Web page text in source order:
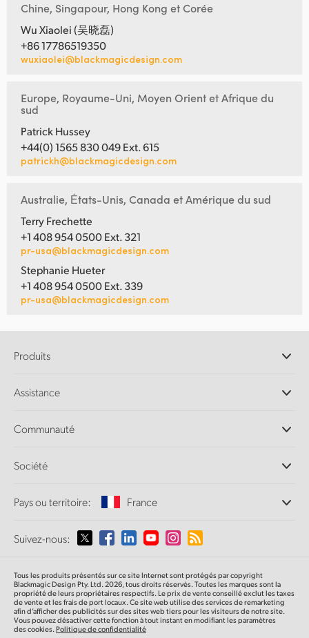
Chine, Singapour, Hong Kong et Corée
Wu Xiaolei (吴晓磊)
+86 17786519350
wuxiaolei@blackmagicdesign.com
Europe, Royaume-Uni, Moyen Orient et Afrique du
sud
Patrick Hussey
+44(0) 1565 830 049 Ext. 615
patrickh@blackmagicdesign.com
Australie, Ėtats-Unis, Canada et Amérique du sud
Terry Frechette
+1 408 954 0500 Ext. 321
pr-usa@blackmagicdesign.com
Stephanie Hueter
+1 408 954 0500 Ext. 339
pr-usa@blackmagicdesign.com
Produits
Logiciels DaVinci Resolve et Fusion
Ultimatte
Capture et lecture
Conversion de standards
Stockage en réseau
Routage et distribution
Diffusion et encodage
Assistance
Centre d'assistance technique
Communauté
Société
À propos de Blackmagic Design
Médias
Pays ou territoire: France
Sélectionnez un pays
Australia
Austria
Suivez-nous:
Tous les produits présentés sur ce site Internet sont protégés par copyright
Blackmagic Design Pty. Ltd. 2026, tous droits réservés. Toutes les marques sont la
propriété de leurs propriétaires respectifs. Le prix de vente conseillé exclut les taxes
de vente et les frais de port locaux. Ce site web utilise des services de remarketing
afin d’afficher des publicités sur des sites web tiers pour les visiteurs de notre site.
Vous pouvez désactiver cette fonction à tout instant en modifiant les paramètres
des cookies.Politique de confidentialité